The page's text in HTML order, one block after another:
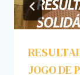
JOGO DE